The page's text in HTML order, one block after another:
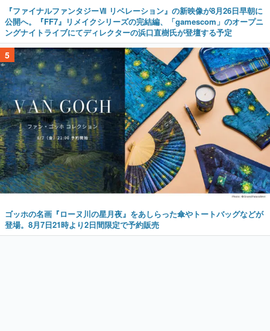
『ファイナルファンタジーⅦ リベレーション』の新映像が8月26日早朝に
公開へ。『FF7』リメイクシリーズの完結編、「gamescom」のオープニ
ングナイトライブにてディレクターの浜口直樹氏が登壇する予定
5
ゴッホの名画『ローヌ川の星月夜』をあしらった傘やトートバッグなどが
登場。8月7日21時より2日間限定で予約販売